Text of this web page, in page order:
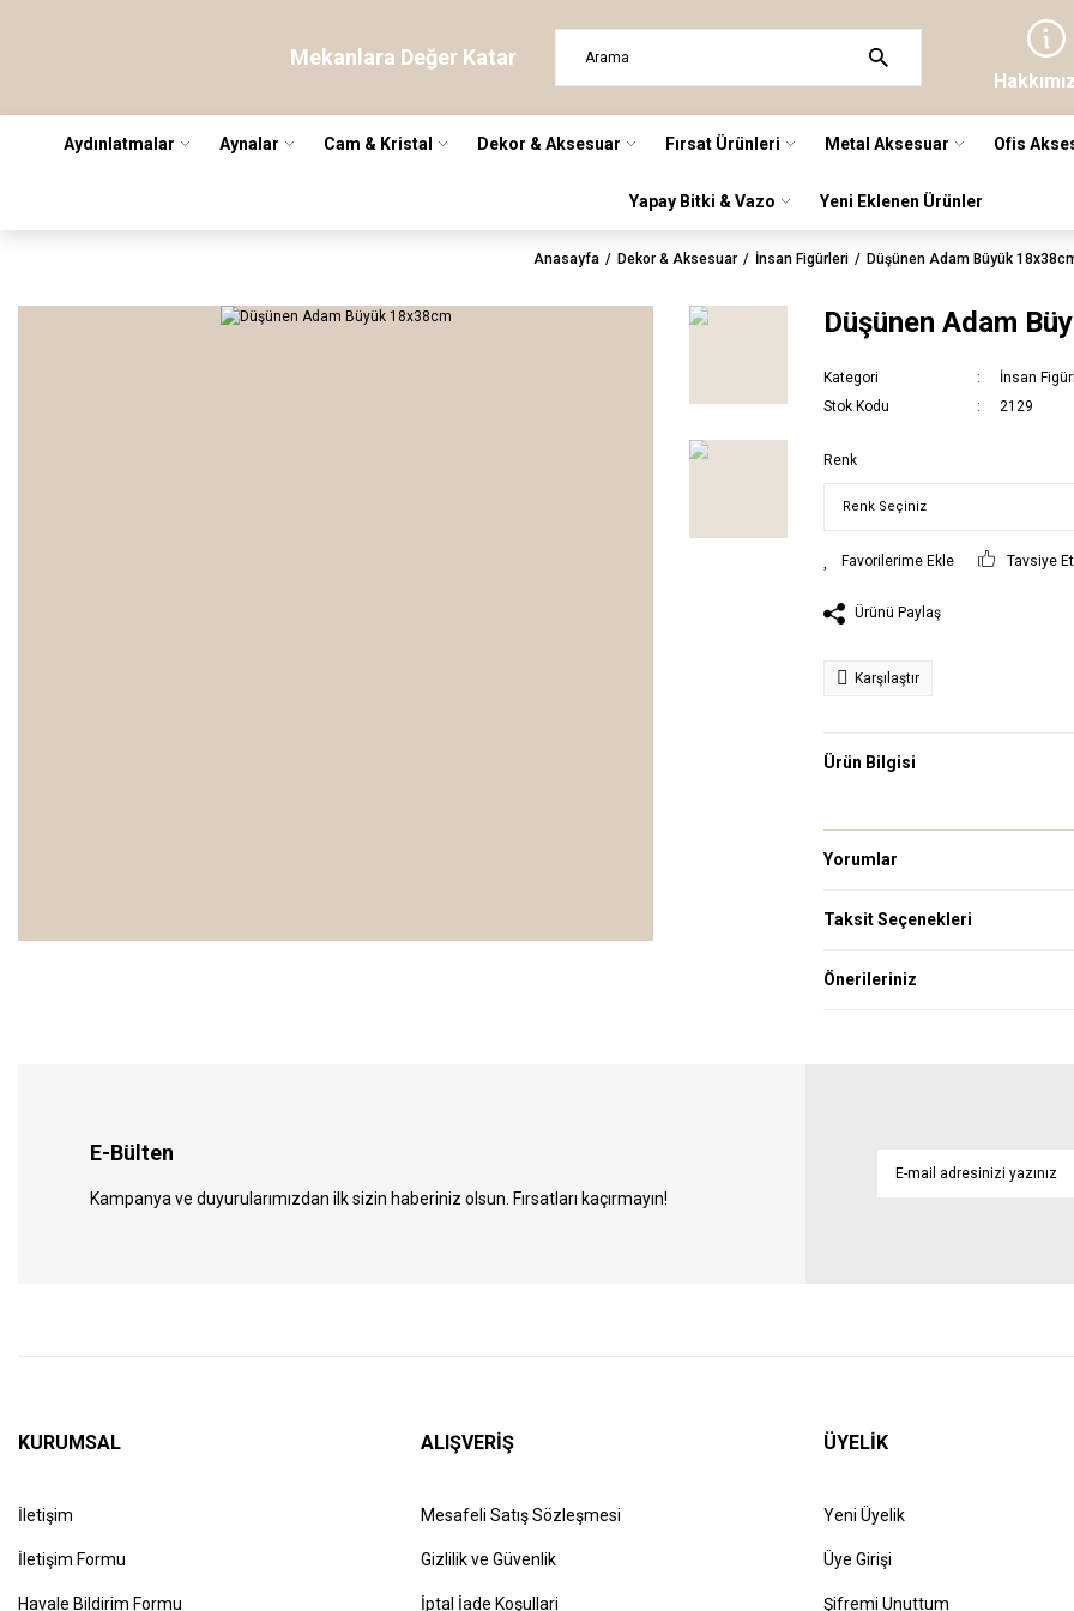
Mekanlara Değer Katar
Aydınlatmalar Aynalar Cam & Kristal Dekor & Aksesuar Fırsat Ürünleri Metal Aksesuar Ofis
Yapay Bitki & Vazo Yeni Eklenen Ürünler
Anasayfa Dekor & Aksesuar İnsan Figürleri Düşünen Adam Büyük
Düşünen Adam
Kategori
İnsan
Stok Kodu
2129
Renk
Tavsiye Et
Ürünü Paylaş
Karşılaştır
Ürün Bilgisi
Yorumlar
Taksit Seçenekleri
Önerileriniz
E-Bülten
Kampanya ve duyurularımızdan ilk sizin haberiniz olsun. Fırsatları kaçırmayın!
KURUMSAL
İletişim
İletişim Formu
Havale Bildirim Formu
ALIŞVERİŞ
Mesafeli Satış Sözleşmesi
Gizlilik ve Güvenlik
İptal İade Koşullari
ÜYELİK
Yeni Üyelik
Üye Girişi
Şifremi Unuttum